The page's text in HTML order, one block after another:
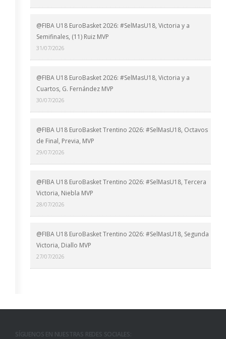
@FIBA U18 EuroBasket 2026: #SelMasU18, Victoria y a
Semifinales, (11) Ruiz MVP
31/07/2026
@FIBA U18 EuroBasket 2026: #SelMasU18, Victoria y a
Cuartos, G. Fernández MVP
30/07/2026
@FIBA U18 EuroBasket Trentino 2026: #SelMasU18, Octavos
de Final, Previa, MVP
29/07/2026
@FIBA U18 EuroBasket Trentino 2026: #SelMasU18, Tercera
Victoria, Niebla MVP
28/07/2026
@FIBA U18 EuroBasket Trentino 2026: #SelMasU18, Segunda
Victoria, Diallo MVP
27/07/2026
SÍGUENOS EN NUESTRAS REDES SOCIALES: